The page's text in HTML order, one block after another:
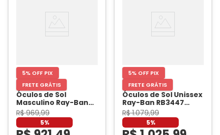
5% OFF PIX
FRETE GRÁTIS
Óculos de Sol
Masculino Ray-Ban
RB3745L Chumbo
escovado- RAY BAN
R$ 969,99
5%
5% OFF PIX
FRETE GRÁTIS
Óculos de Sol Unissex
Ray-Ban RB3447
Dourado- RAY BAN
R$ 1.079,99
5%